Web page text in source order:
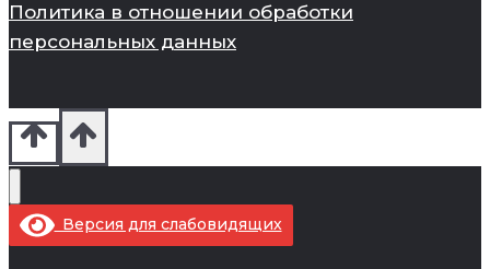
Политика в отношении обработки
персональных данных
Версия для слабовидящих